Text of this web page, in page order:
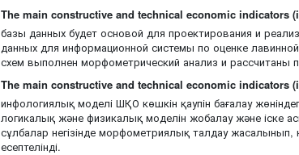
The main constructive and technical economic indicators
базы данных будет основой для проектирования и
данных для информационной системы по оценке
схем выполнен морфометрический анализ и рассчитаны
The main constructive and technical economic indicators
инфологиялық моделі ШҚО көшкін қаупін бағалау
логикалық және физикалық моделін жобалау және іске
сұлбалар негізінде морфометриялық талдау жасалынып,
есептелінді.